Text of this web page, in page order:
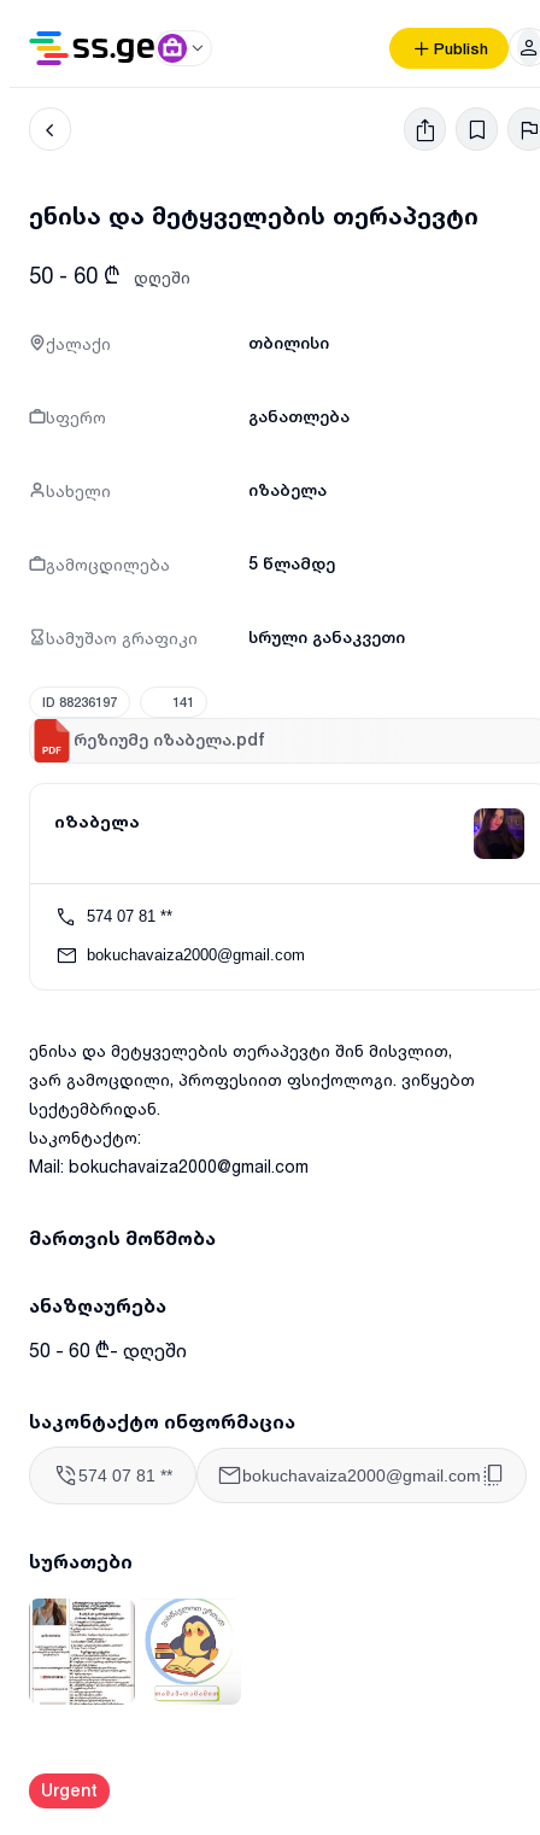
Publish
ენისა და მეტყველების თერაპევტი
50 - 60 ₾ დღეში
ქალაქი თბილისი
სფერო განათლება
სახელი იზაბელა
გამოცდილება 5 წლამდე
სამუშაო გრაფიკი სრული განაკვეთი
ID 88236197 141
რეზიუმე იზაბელა.pdf
იზაბელა
574 07 81 **
bokuchavaiza2000@gmail.com
ენისა და მეტყველების თერაპევტი შინ მისვლით,
ვარ გამოცდილი, პროფესიით ფსიქოლოგი. ვიწყებთ
სექტემბრიდან.
საკონტაქტო:
Mail: bokuchavaiza2000@gmail.com
მართვის მოწმობა
ანაზღაურება
50 - 60 ₾- დღეში
საკონტაქტო ინფორმაცია
574 07 81 ** bokuchavaiza2000@gmail.com
სურათები
Urgent